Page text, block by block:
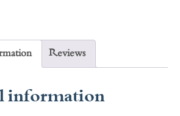
Reviews
information